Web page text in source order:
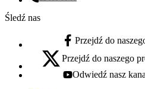
Numer telefonu:
Śledź nas
facebook - otwiera się w
Przejdź do
x - otwiera się w nowej karcie
Przejdź do naszego
youtube - otwiera się w
Odwiedź nasz